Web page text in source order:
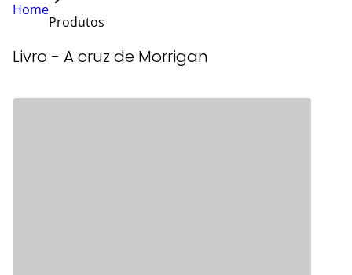
Home
Produtos
Livro - A cruz de Morrigan